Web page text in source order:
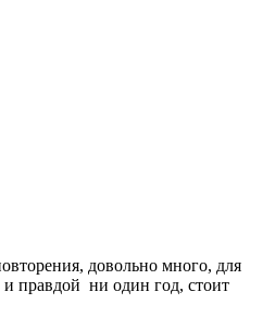
довольно много, для
и правдой ни один год, стоит